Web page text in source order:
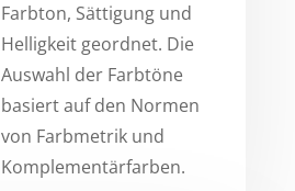
Farbton, Sättigung und
Helligkeit geordnet. Die
Auswahl der Farbtöne
basiert auf den Normen
von Farbmetrik und
Komplementärfarben.